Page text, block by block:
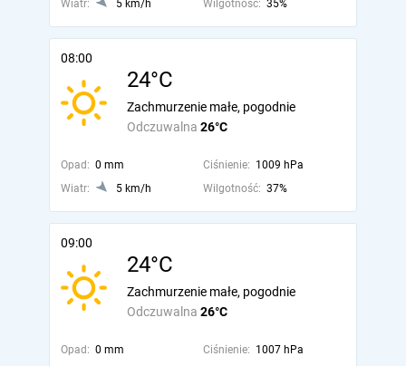
Wiatr: 5 km/h Wilgotność: 35%
08:00
24°C
Odczuwalna 26°C
Zachmurzenie małe, pogodnie
Opad: 0 mm Ciśnienie: 1009 hPa
Wiatr:
5 km/h Wilgotność: 37%
09:00
24°C
Odczuwalna 26°C
Zachmurzenie małe, pogodnie
Opad: 0 mm Ciśnienie: 1007 hPa